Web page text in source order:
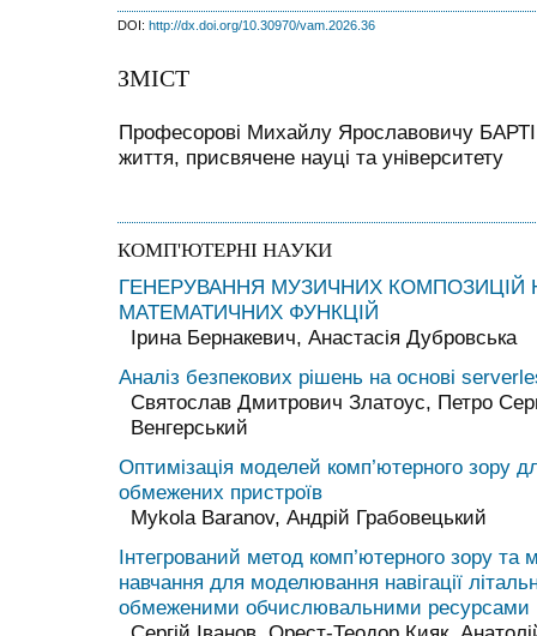
DOI: http://dx.doi.org/10.30970/vam.2026.36
ЗМІСТ
Професорові Михайлу Ярославовичу
життя, присвячене науці та університету
КОМП'ЮТЕРНІ НАУКИ
ГЕНЕРУВАННЯ МУЗИЧНИХ КОМПОЗИЦІЙ
МАТЕМАТИЧНИХ ФУНКЦІЙ
Ірина Бернакевич, Анастасія Дубровська
Аналiз безпекових рiшень на основi
Святослав Дмитрович Златоус, Петро
Венгерський
Оптимiзацiя моделей комп’ютерного зору
обмежених пристроїв
Mykola Baranov, Андрій Грабовецький
Інтегрований метод комп’ютерного зору та
навчання для моделювання навігації
обмеженими обчислювальними ресурсами